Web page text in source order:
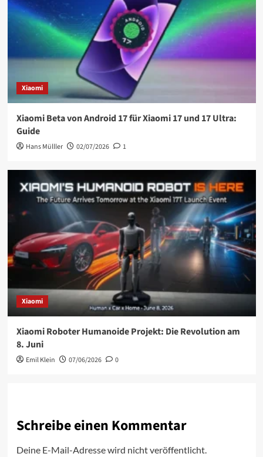
Xiaomi
Xiaomi Beta von Android 17 für Xiaomi 17 und 17 Ultra:
Guide
Hans Mülller 02/07/2026 1
Xiaomi
Xiaomi Roboter Humanoide Projekt: Die Revolution am
8. Juni
Emil Klein 07/06/2026 0
Schreibe einen Kommentar
Deine E-Mail-Adresse wird nicht veröffentlicht.